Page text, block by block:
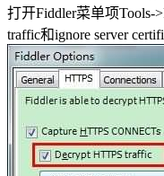
打开Fiddler菜单项Tools-
traffic和ignore server